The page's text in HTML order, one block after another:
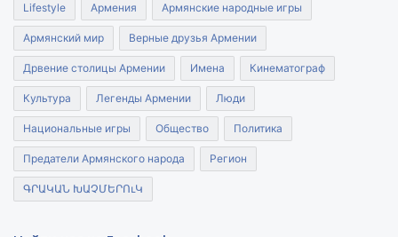
Lifestyle Армения Армянские народные игры
Армянский мир Верные друзья Армении
Дрвение столицы Армении Имена Кинематограф
Культура Легенды Армении Люди
Национальные игры Общество Политика
Предатели Армянского народа Регион
ԳՐԱԿԱՆ ԽԱՉՄԵՐՈւԿ